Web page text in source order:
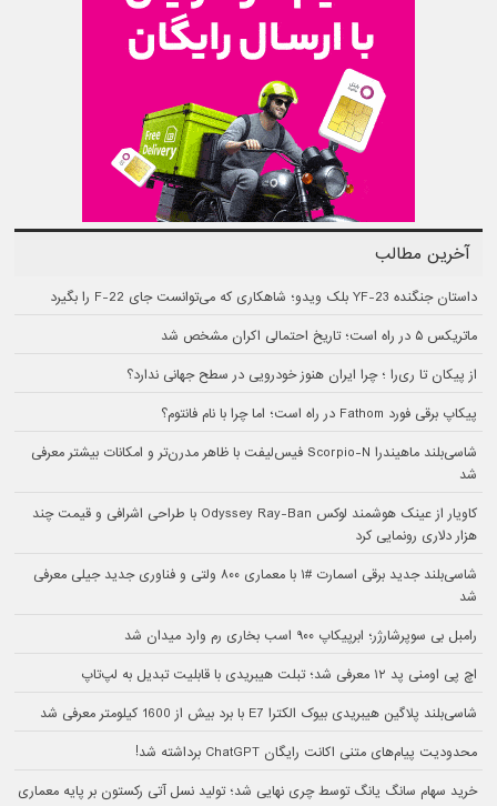
آخرین مطالب
داستان جنگنده YF-23 بلک ویدو؛ شاهکاری که می‌توانست جای F-22 را بگیرد
ماتریکس ۵ در راه است؛ تاریخ احتمالی اکران مشخص شد
از پیکان تا ری‌را ؛ چرا ایران هنوز خودرویی در سطح جهانی ندارد؟
پیکاپ برقی فورد Fathom در راه است؛ اما چرا با نام فانتوم؟
شاسی‌بلند ماهیندرا Scorpio-N فیس‌لیفت با ظاهر مدرن‌تر و امکانات بیشتر معرفی
شد
کاویار از عینک هوشمند لوکس Odyssey Ray-Ban با طراحی اشرافی و قیمت چند
هزار دلاری رونمایی کرد
شاسی‌بلند جدید برقی اسمارت #۱ با معماری ۸۰۰ ولتی و فناوری جدید جیلی معرفی
شد
رامبل بی سوپرشارژر؛ ابرپیکاپ ۹۰۰ اسب بخاری رم وارد میدان شد
اچ پی اومنی پد ۱۲ معرفی شد؛ تبلت هیبریدی با قابلیت تبدیل به لپ‌تاپ
شاسی‌بلند پلاگین هیبریدی بیوک الکترا E7 با برد بیش از 1600 کیلومتر معرفی شد
محدودیت پیام‌های متنی اکانت رایگان ChatGPT برداشته شد!
خرید سهام سانگ‌ یانگ توسط چری نهایی شد؛ تولید نسل آتی رکستون بر پایه معماری